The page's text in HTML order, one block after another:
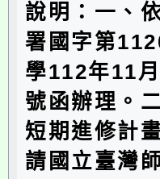
說明：一、
署國字第
學112年11
號函辦理。
短期進修計
請國立臺灣